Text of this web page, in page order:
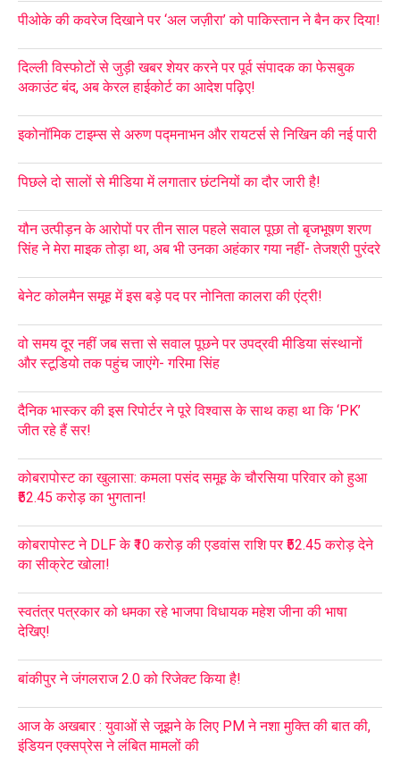
पीओके की कवरेज दिखाने पर ‘अल जज़ीरा’ को पाकिस्तान ने बैन कर दिया!
दिल्ली विस्फोटों से जुड़ी खबर शेयर करने पर पूर्व संपादक का फेसबुक
अकाउंट बंद, अब केरल हाईकोर्ट का आदेश पढ़िए!
इकोनॉमिक टाइम्स से अरुण पद्मनाभन और रायटर्स से निखिन की नई पारी
पिछले दो सालों से मीडिया में लगातार छंटनियों का दौर जारी है!
यौन उत्पीड़न के आरोपों पर तीन साल पहले सवाल पूछा तो बृजभूषण शरण
सिंह ने मेरा माइक तोड़ा था, अब भी उनका अहंकार गया नहीं- तेजश्री पुरंदरे
बेनेट कोलमैन समूह में इस बड़े पद पर नोनिता कालरा की एंट्री!
वो समय दूर नहीं जब सत्ता से सवाल पूछने पर उपद्रवी मीडिया संस्थानों
और स्टूडियो तक पहुंच जाएंगे- गरिमा सिंह
दैनिक भास्कर की इस रिपोर्टर ने पूरे विश्वास के साथ कहा था कि ‘PK’
जीत रहे हैं सर!
कोबरापोस्ट का खुलासा: कमला पसंद समूह के चौरसिया परिवार को हुआ
₹52.45 करोड़ का भुगतान!
कोबरापोस्ट ने DLF के ₹10 करोड़ की एडवांस राशि पर ₹52.45 करोड़ देने
का सीक्रेट खोला!
स्वतंत्र पत्रकार को धमका रहे भाजपा विधायक महेश जीना की भाषा
देखिए!
बांकीपुर ने जंगलराज 2.0 को रिजेक्ट किया है!
आज के अखबार : युवाओं से जूझने के लिए PM ने नशा मुक्ति की बात की,
इंडियन एक्सप्रेस ने लंबित मामलों की